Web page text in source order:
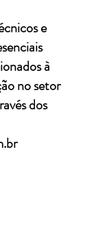
e
à
no setor
dos